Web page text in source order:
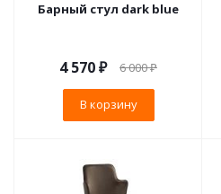
Барный стул dark blue
4 570₽ 6 000₽
В корзину